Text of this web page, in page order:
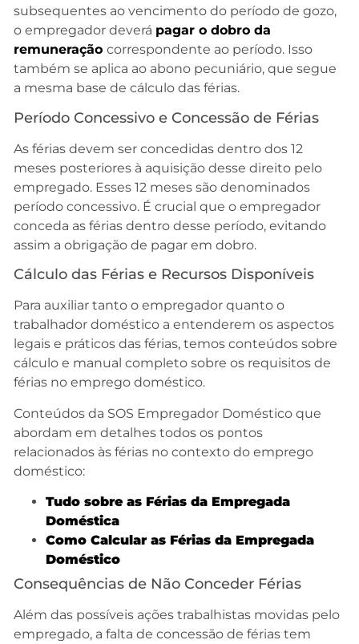
subsequentes ao vencimento do período de gozo,
o empregador deverá pagar o dobro da
remuneração correspondente ao período. Isso
também se aplica ao abono pecuniário, que segue
a mesma base de cálculo das férias.
Período Concessivo e Concessão de Férias
As férias devem ser concedidas dentro dos 12
meses posteriores à aquisição desse direito pelo
empregado. Esses 12 meses são denominados
período concessivo. É crucial que o empregador
conceda as férias dentro desse período, evitando
assim a obrigação de pagar em dobro.
Cálculo das Férias e Recursos Disponíveis
Para auxiliar tanto o empregador quanto o
trabalhador doméstico a entenderem os aspectos
legais e práticos das férias, temos conteúdos sobre
cálculo e manual completo sobre os requisitos de
férias no emprego doméstico.
Conteúdos da SOS Empregador Doméstico que
abordam em detalhes todos os pontos
relacionados às férias no contexto do emprego
doméstico:
Tudo sobre as Férias da Empregada
Doméstica
Como Calcular as Férias da Empregada
Doméstico
Consequências de Não Conceder Férias
Além das possíveis ações trabalhistas movidas pelo
empregado, a falta de concessão de férias tem